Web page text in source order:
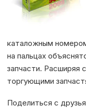
каталожным
на пальцах
запчасти. Расширяя
торгующими
Поделиться с